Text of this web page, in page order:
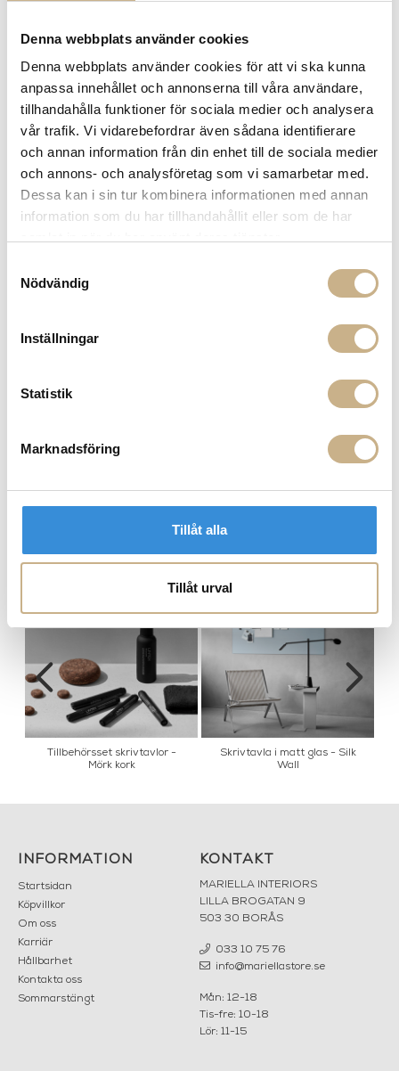
Denna webbplats använder cookies
Denna webbplats använder cookies för att vi ska kunna
anpassa innehållet och annonserna till våra användare,
tillhandahålla funktioner för sociala medier och analysera
vår trafik. Vi vidarebefordrar även sådana identifierare
och annan information från din enhet till de sociala medier
och annons- och analysföretag som vi samarbetar med.
Dessa kan i sin tur kombinera informationen med annan
information som du har tillhandahållit eller som de har
Nödvändig
Inställningar
Statistik
Marknadsföring
Tillåt alla
Tillåt urval
FRÅGA OSS OM PRODUKTEN
BESKRIVNING
PRODUKTVARIANTER
Skrivtavla i glas - Flow Wall Skrivtavla i glas - Mood Wall
Tillbehörsset skrivtavlor -
Mörk kork
Skrivtavla i matt glas - Silk
Wall
INFORMATION
Startsidan
Köpvillkor
Om oss
Karriär
Hållbarhet
Kontakta oss
Sommarstängt
KONTAKT
MARIELLA INTERIORS
LILLA BROGATAN 9
503 30 BORÅS
033 10 75 76
info@mariellastore.se
Mån: 12-18
Tis-fre: 10-18
Lör: 11-15